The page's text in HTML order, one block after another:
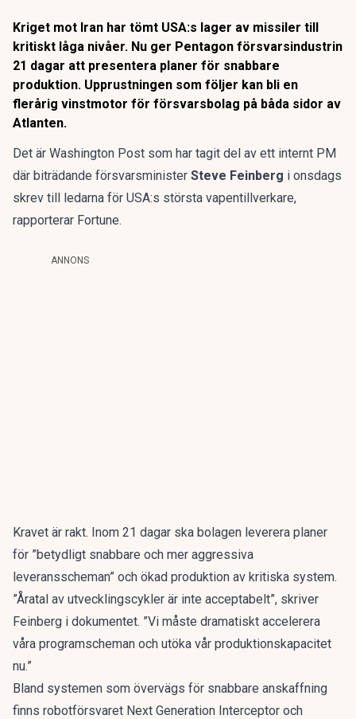
Kriget mot Iran har tömt USA:s lager av missiler till
kritiskt låga nivåer. Nu ger Pentagon försvarsindustrin
21 dagar att presentera planer för snabbare
produktion. Upprustningen som följer kan bli en
flerårig vinstmotor för försvarsbolag på båda sidor av
Atlanten.
Det är Washington Post som har tagit del av ett internt PM
där biträdande försvarsminister Steve Feinberg i onsdags
skrev till ledarna för USA:s största vapentillverkare,
rapporterar Fortune.
ANNONS
Kravet är rakt. Inom 21 dagar ska bolagen leverera planer
för ”betydligt snabbare och mer aggressiva
leveransscheman” och ökad produktion av kritiska system.
”Åratal av utvecklingscykler är inte acceptabelt”, skriver
Feinberg i dokumentet. ”Vi måste dramatiskt accelerera
våra programscheman och utöka vår produktionskapacitet
nu.”
Bland systemen som övervägs för snabbare anskaffning
finns robotförsvaret Next Generation Interceptor och